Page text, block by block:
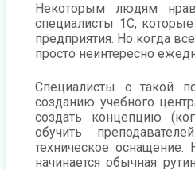
Некоторым людям
специалисты 1С,
предприятия. Но когда
просто неинтересно
Специалисты с такой
созданию учебного
создать концепцию
обучить
техническое оснащение.
начинается обычная